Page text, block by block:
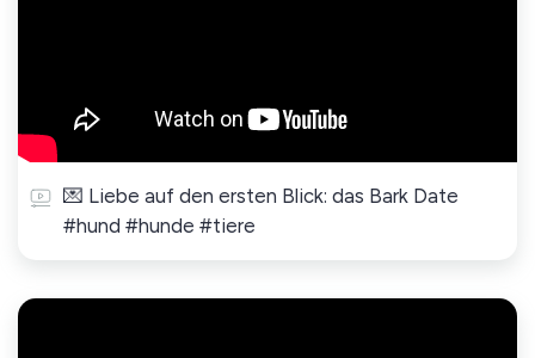
💌 Liebe auf den ersten Blick: das Bark Date
#hund #hunde #tiere